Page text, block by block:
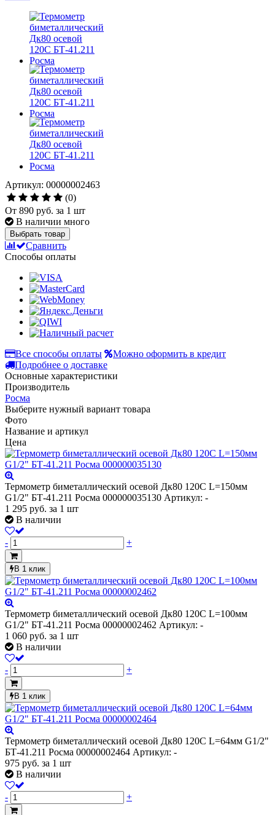
Артикул: 00000002463
(0)
От 890 руб. за 1 шт
В наличии много
Выбрать товар
Сравнить
Способы оплаты
Все способы оплаты
Можно оформить в кредит
Подробнее о доставке
Основные характеристики
Производитель
Росма
Выберите нужный вариант товара
Фото
Название и артикул
Цена
Термометр биметаллический осевой Дк80 120С L=150мм
G1/2" БТ-41.211 Росма 000000035130 Артикул: -
1 295 руб. за 1 шт
В наличии
- +
В 1 клик
Термометр биметаллический осевой Дк80 120С L=100мм
G1/2" БТ-41.211 Росма 00000002462 Артикул: -
1 060 руб. за 1 шт
В наличии
- +
В 1 клик
Термометр биметаллический осевой Дк80 120С L=64мм G1/2"
БТ-41.211 Росма 00000002464 Артикул: -
975 руб. за 1 шт
В наличии
- +